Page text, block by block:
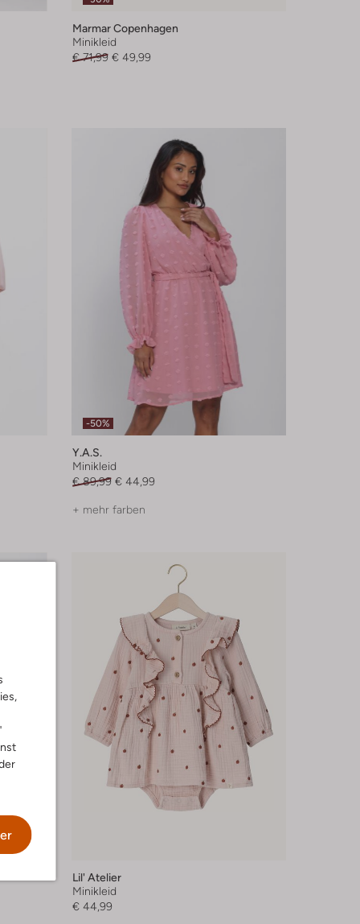
Marmar Copenhagen
Minikleid
€ 71,99 € 49,99
-50%
Y.a.s.
Minikleid
€ 89,99 € 44,99
+ mehr farben
Lil' Atelier
Minikleid
€ 44,99